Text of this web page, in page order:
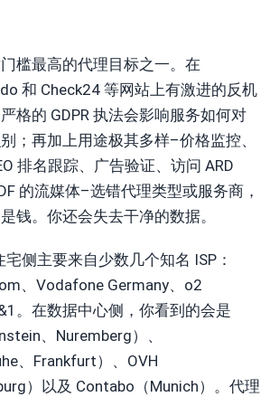
槛最高的代理目标之一。在
和 Check24 等网站上有激进的反机
格的 GDPR 执法会影响服务如何对
；再加上用途极其多样–价格监控、
排名跟踪、广告验证、访问 ARD
的流媒体–选错代理类型或服务商，
钱。你还会失去干净的数据。
侧主要来自少数几个知名 ISP：
、Vodafone Germany、o2
。在数据中心侧，你看到的会是
、Nuremberg）、
、Frankfurt）、OVH
）以及 Contabo（Munich）。代理